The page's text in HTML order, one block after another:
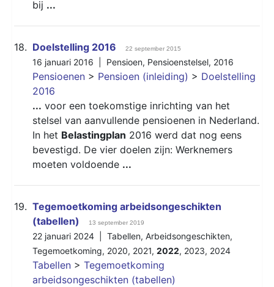
bij ...
18. Doelstelling 2016 22 september 2015
16 januari 2016 | Pensioen, Pensioenstelsel, 2016
Pensioenen > Pensioen (inleiding) > Doelstelling
2016
... voor een toekomstige inrichting van het
stelsel van aanvullende pensioenen in Nederland.
In het Belastingplan 2016 werd dat nog eens
bevestigd. De vier doelen zijn: Werknemers
moeten voldoende ...
19. Tegemoetkoming arbeidsongeschikten
(tabellen)
13 september 2019
22 januari 2024 | Tabellen, Arbeidsongeschikten,
Tegemoetkoming, 2020, 2021, 2022, 2023, 2024
Tabellen > Tegemoetkoming
arbeidsongeschikten (tabellen)